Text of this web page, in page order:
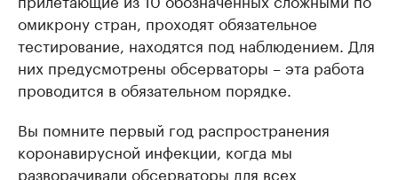
омикрону стран, проходят обязательное
тестирование, находятся под наблюдением. Для
них предусмотрены обсерваторы – эта работа
проводится в обязательном порядке.
Вы помните первый год распространения
коронавирусной инфекции, когда мы
разворачивали обсерваторы для всех